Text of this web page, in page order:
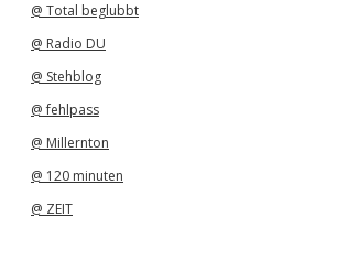
@ Total beglubbt
@ Radio DU
@ Stehblog
@ fehlpass
@ Millernton
@ 120 minuten
@ ZEIT